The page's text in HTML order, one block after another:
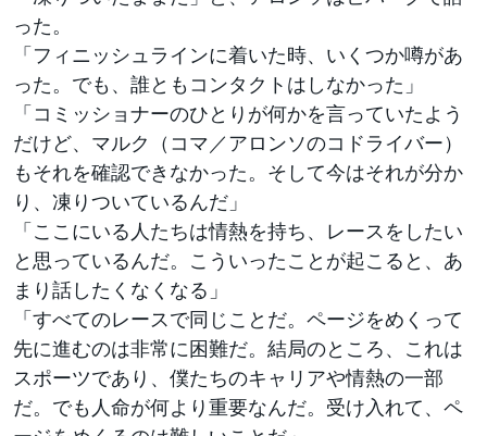
った。
「フィニッシュラインに着いた時、いくつか噂があ
った。でも、誰ともコンタクトはしなかった」
「コミッショナーのひとりが何かを言っていたよう
だけど、マルク（コマ／アロンソのコドライバー）
もそれを確認できなかった。そして今はそれが分か
り、凍りついているんだ」
「ここにいる人たちは情熱を持ち、レースをしたい
と思っているんだ。こういったことが起こると、あ
まり話したくなくなる」
「すべてのレースで同じことだ。ページをめくって
先に進むのは非常に困難だ。結局のところ、これは
スポーツであり、僕たちのキャリアや情熱の一部
だ。でも人命が何より重要なんだ。受け入れて、ペ